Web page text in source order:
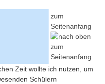
zum
Seitenanfang
Zeit wollte ich nutzen, um
Schülern